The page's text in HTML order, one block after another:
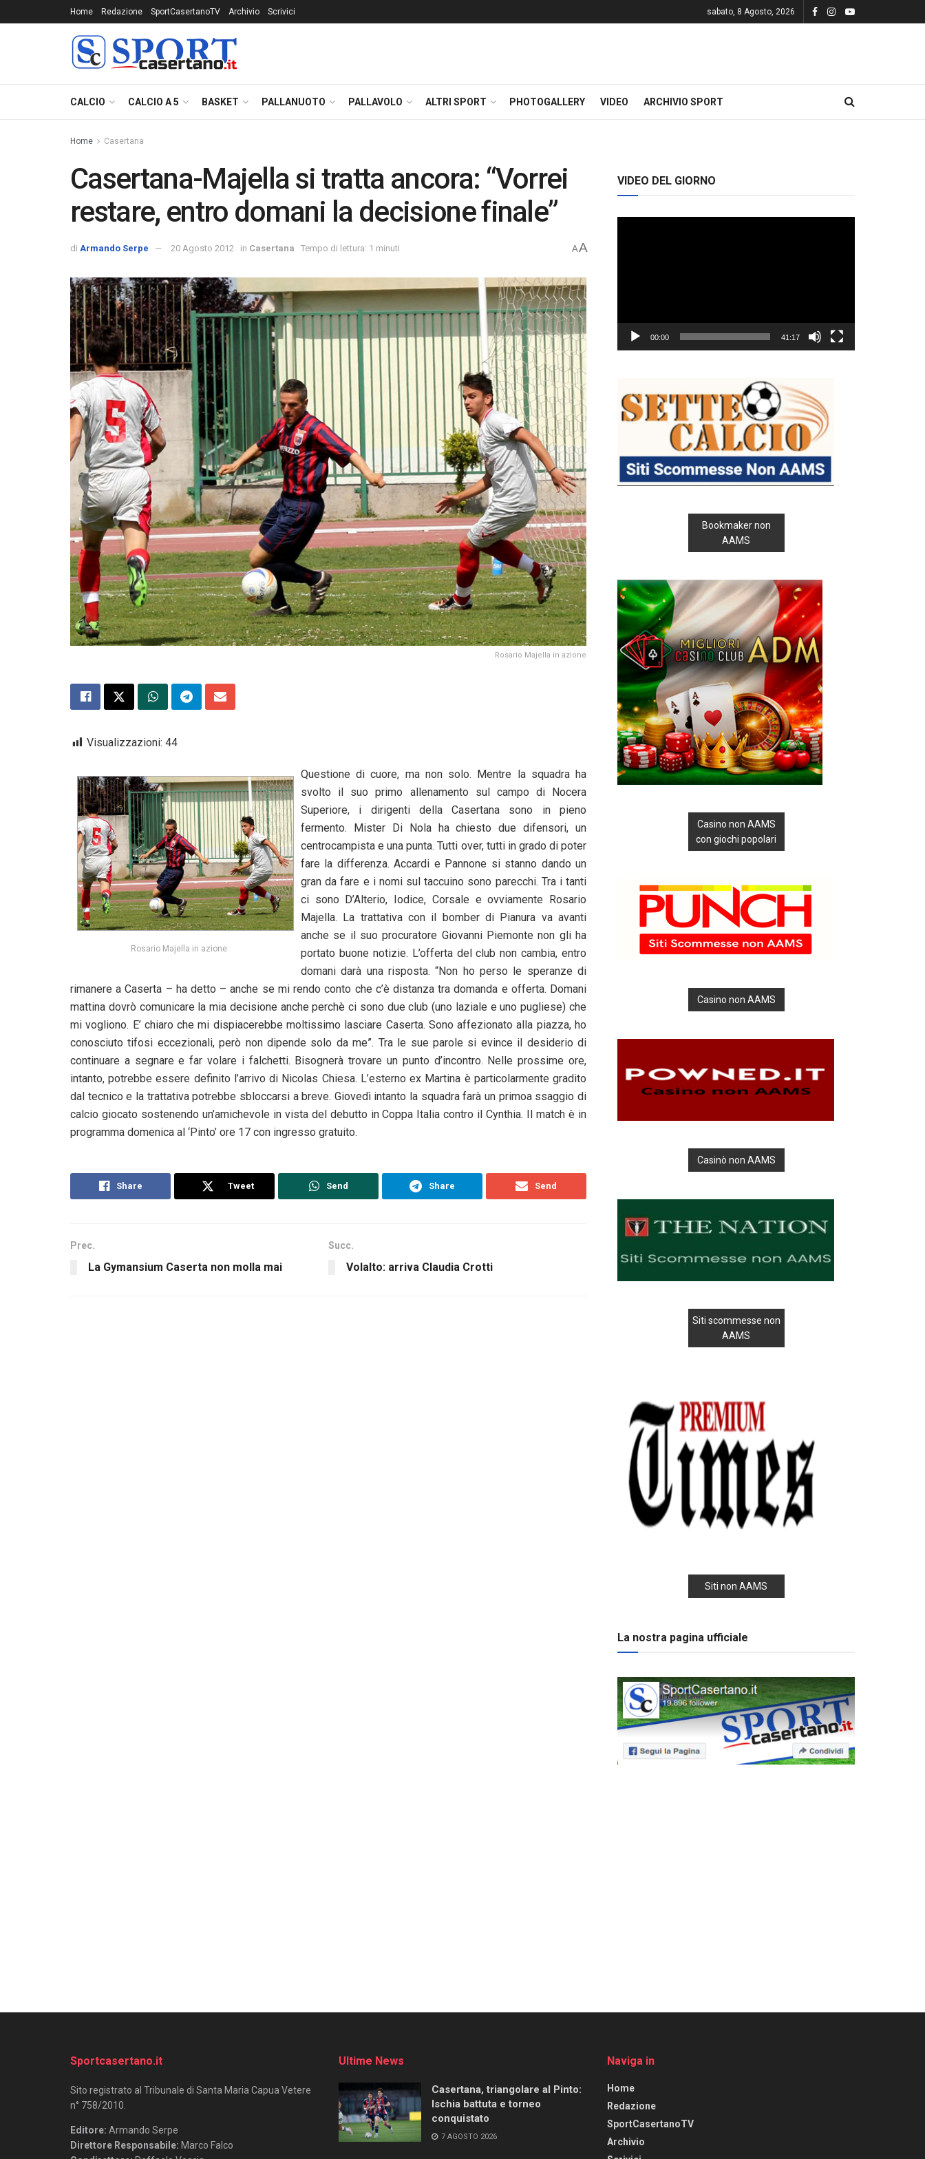
Home Redazione SportCasertanoTV Archivio Scrivici sabato, 8 Agosto, 2026
CALCIO CALCIO A 5 BASKET PALLANUOTO PALLAVOLO ALTRI SPORT PHOTOGALLERY VIDEO ARCHIVIO SPORT
Home Casertana
Casertana-Majella si tratta ancora: “Vorrei
restare, entro domani la decisione finale”
di Armando Serpe 20 Agosto 2012 in Casertana Tempo di lettura: 1 minuti AA
Rosario Majella in azione
Visualizzazioni: 44
Rosario Majella in azione
Questione di cuore, ma non solo. Mentre la squadra ha
svolto il suo primo allenamento sul campo di Nocera
Superiore, i dirigenti della Casertana sono in pieno
fermento. Mister Di Nola ha chiesto due difensori, un
centrocampista e una punta. Tutti over, tutti in grado di poter
fare la differenza. Accardi e Pannone si stanno dando un
gran da fare e i nomi sul taccuino sono parecchi. Tra i tanti
ci sono D’Alterio, Iodice, Corsale e ovviamente Rosario
Majella. La trattativa con il bomber di Pianura va avanti
anche se il suo procuratore Giovanni Piemonte non gli ha
portato buone notizie. L’offerta del club non cambia, entro
domani darà una risposta. “Non ho perso le speranze di
rimanere a Caserta – ha detto – anche se mi rendo conto che c’è distanza tra domanda e offerta. Domani
mattina dovrò comunicare la mia decisione anche perchè ci sono due club (uno laziale e uno pugliese) che
mi vogliono. E’ chiaro che mi dispiacerebbe moltissimo lasciare Caserta. Sono affezionato alla piazza, ho
conosciuto tifosi eccezionali, però non dipende solo da me”. Tra le sue parole si evince il desiderio di
continuare a segnare e far volare i falchetti. Bisognerà trovare un punto d’incontro. Nelle prossime ore,
intanto, potrebbe essere definito l’arrivo di Nicolas Chiesa. L’esterno ex Martina è particolarmente gradito
dal tecnico e la trattativa potrebbe sbloccarsi a breve. Giovedì intanto la squadra farà un primoa ssaggio di
calcio giocato sostenendo un’amichevole in vista del debutto in Coppa Italia contro il Cynthia. Il match è in
programma domenica al ‘Pinto’ ore 17 con ingresso gratuito.
Share Tweet Send Share Send
Prec.
La Gymansium Caserta non molla mai
Succ.
Volalto: arriva Claudia Crotti
VIDEO DEL GIORNO
00:00 41:17
Bookmaker non
AAMS
Casino non AAMS
con giochi popolari
Casino non AAMS
Casinò non AAMS
Siti scommesse non
AAMS
Siti non AAMS
La nostra pagina ufficiale
Sportcasertano.it
Sito registrato al Tribunale di Santa Maria Capua Vetere
n° 758/2010.
Editore: Armando Serpe
Direttore Responsabile: Marco Falco
Ultime News
Casertana, triangolare al Pinto:
Ischia battuta e torneo
conquistato
7 AGOSTO 2026
Naviga in
Home
Redazione
SportCasertanoTV
Archivio